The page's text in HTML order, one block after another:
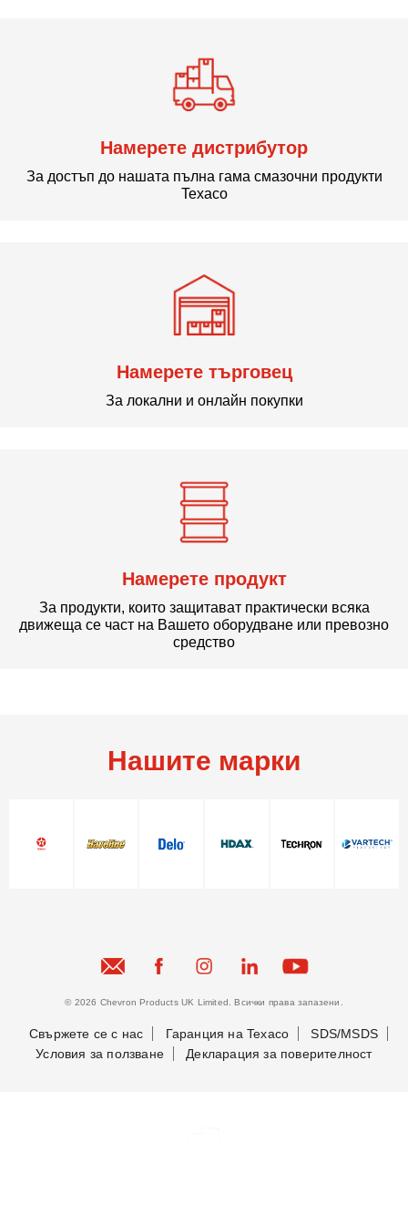
Намерете дистрибутор
За достъп до нашата пълна гама смазочни продукти
Texaco
Намерете търговец
За локални и онлайн покупки
Намерете продукт
За продукти, които защитават практически всяка
движеща се част на Вашето оборудване или превозно
средство
Нашите марки
© 2026 Chevron Products UK Limited. Всички права запазени.
Свържете се с нас Гаранция на Texaco
SDS/MSDS
Условия за ползване
Декларация за поверителност